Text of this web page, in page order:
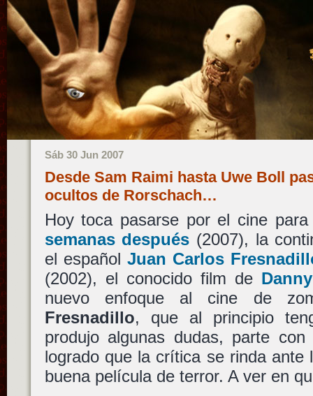
Sáb 30 Jun 2007
Desde Sam Raimi hasta Uwe Boll
ocultos de Rorschach…
Hoy toca pasarse por el cine
semanas después (2007), la
el español Juan Carlos
(2002), el conocido film de
nuevo enfoque al cine de
Fresnadillo, que al principio
produjo algunas dudas, parte
logrado que la crítica se rinda ante
buena película de terror. A ver en